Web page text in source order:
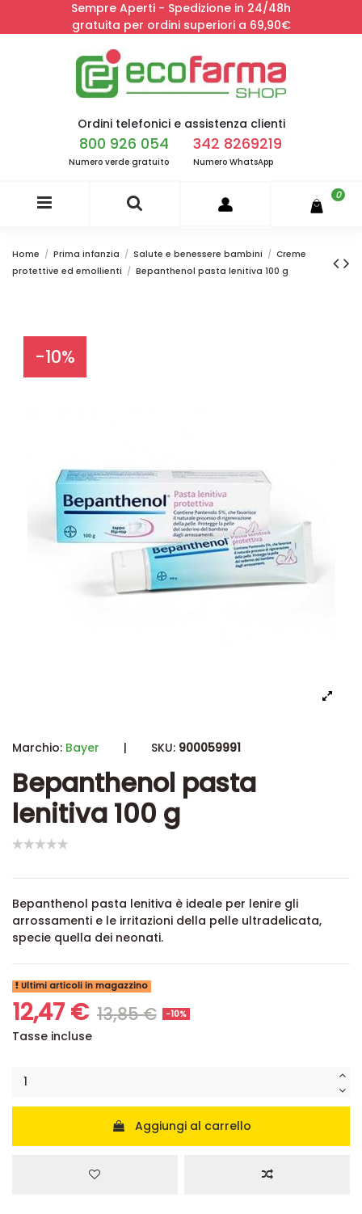
Sempre Aperti - Spedizione in 24/48h
gratuita per ordini superiori a 69,90€
Ordini telefonici e assistenza clienti
800 926 054
Numero verde gratuito
342 8269219
Numero WhatsApp
0
Home Prima infanzia Salute e benessere bambini
Creme
protettive ed emollienti
Bepanthenol pasta lenitiva 100 g
-10%
Marchio: Bayer | SKU: 900059991
Bepanthenol pasta
lenitiva 100 g
Bepanthenol pasta lenitiva è ideale per lenire gli
arrossamenti e le irritazioni della pelle ultradelicata,
specie quella dei neonati.
Ultimi articoli in magazzino
12,47 € 13,85 € -10%
Tasse incluse
Aggiungi al carrello